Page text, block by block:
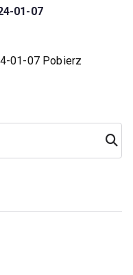
01-07
01-07 Pobierz
Szuka
j